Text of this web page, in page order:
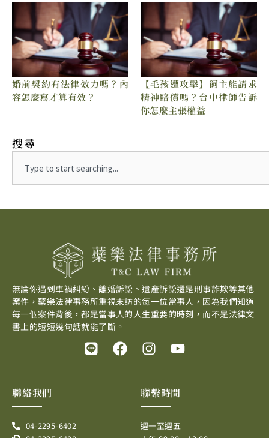
婚前契約有法律效力嗎？內
容怎麼寫才算有效？
【毛孩遭攻擊】飼主能請求
精神賠償嗎？台中律師告訴
你怎麼主張權益
搜尋
無論你遇到車禍糾紛、離婚訴訟、遺產訴訟還是刑事詐欺等其他
案件，蘗樂法律事務所重視來訪的每一位當事人，因為我們知道
每一個案件背後，都是當事人的人生重要的時刻，而不是法律文
書上的短短幾句話就能了斷。
L
F
I
t
a
r
Y
t
b
e
聯繫時間
週一至週五
聯絡我們
04-2295-6402